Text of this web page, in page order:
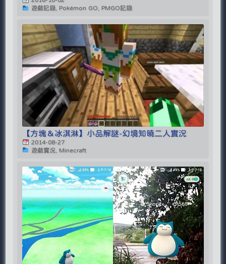
遊戲記錄, Pokémon GO, PMGO記錄
【方塊＆冰淇淋】小品解謎-幻境知曉二人實況
2014-08-27
遊戲實況, Minecraft